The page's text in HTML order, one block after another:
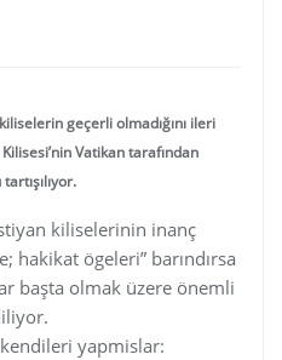
geçerli olmadığını ileri
Vatikan tarafından
kiliselerinin inanç
ögeleri” barındırsa
başta olmak üzere önemli
yapmislar: